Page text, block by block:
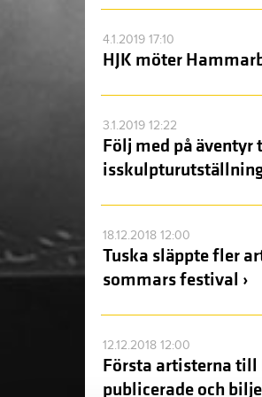
4.1.2019 17:10
HJK möter
3.1.2019 12:22
Följ med på
18.12.2018 12:00
Tuska släppte fler
sommars festival ›
12.12.2018 12:00
Första artisterna till
publicerade och